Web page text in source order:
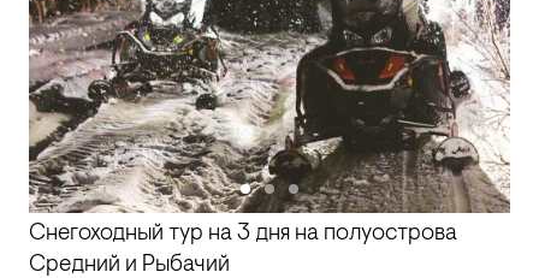
Снегоходный тур на 3 дня на полуострова
Средний и Рыбачий